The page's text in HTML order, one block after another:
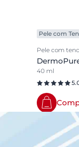
Pele com
Pele com
40 ml